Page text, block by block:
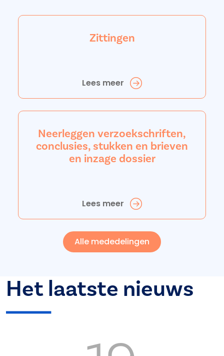
Zittingen
Lees meer
Neerleggen verzoekschriften,
conclusies, stukken en brieven
en inzage dossier
Lees meer
Alle mededelingen
Het laatste nieuws